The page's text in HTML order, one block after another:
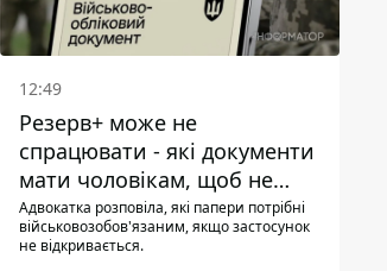
12:49
Резерв+ може не
спрацювати - які документи
мати чоловікам, щоб не
потрапити до ТЦК
Адвокатка розповіла, які папери потрібні
військовозобов'язаним, якщо застосунок
не відкривається.